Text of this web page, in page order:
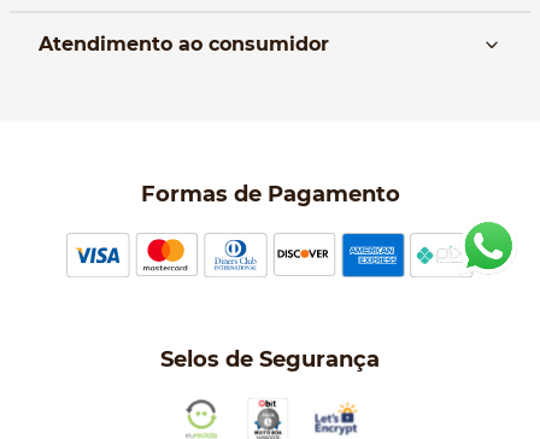
Atendimento ao consumidor
Política de Privacidade
Perguntas frequentes
Formas de Pagamento
Selos de Segurança